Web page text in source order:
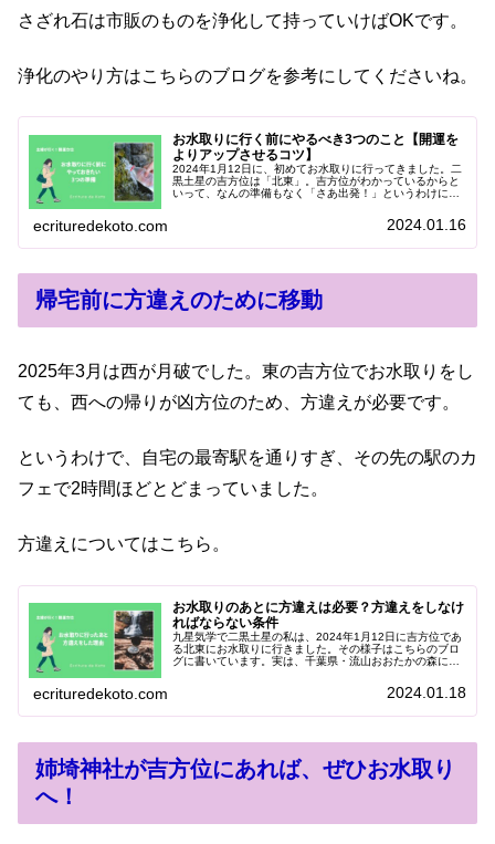
さざれ石は市販のものを浄化して持っていけばOKです。
浄化のやり方はこちらのブログを参考にしてくださいね。
お水取りに行く前にやるべき3つのこと【開運を
よりアップさせるコツ】
2024年1月12日に、初めてお水取りに行ってきました。二
黒土星の吉方位は「北東」。吉方位がわかっているからと
いって、なんの準備もなく「さあ出発！」というわけには
ecrituredekoto.com 2024.01.16
帰宅前に方違えのために移動
2025年3月は西が月破でした。東の吉方位でお水取りをし
ても、西への帰りが凶方位のため、方違えが必要です。
というわけで、自宅の最寄駅を通りすぎ、その先の駅のカ
フェで2時間ほどとどまっていました。
方違えについてはこちら。
お水取りのあとに方違えは必要？方違えをしなけ
ればならない条件
九星気学で二黒土星の私は、2024年1月12日に吉方位であ
る北東にお水取りに行きました。その様子はこちらのブロ
グに書いています。実は、千葉県・流山おおたかの森にあ
ecrituredekoto.com 2024.01.18
姉埼神社が吉方位にあれば、ぜひお水取り
へ！